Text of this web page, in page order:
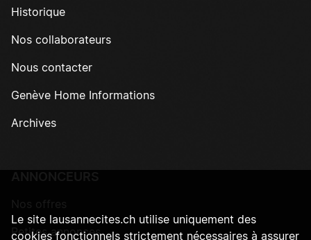
Historique
Nos collaborateurs
Nous contacter
Genève Home Informations
Archives
Petites annonces
Le site lausannecites.ch utilise uniquement des
cookies fonctionnels strictement nécessaires à assurer